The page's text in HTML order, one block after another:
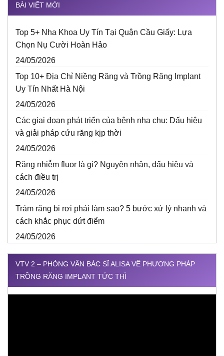
BÀI VIẾT MỚI
Top 5+ Nha Khoa Uy Tín Tại Quận Cầu Giấy: Lựa
Chọn Nụ Cười Hoàn Hảo
24/05/2026
Top 10+ Địa Chỉ Niềng Răng và Trồng Răng Implant
Uy Tín Nhất Hà Nội
24/05/2026
Các giai đoạn phát triển của bệnh nha chu: Dấu hiệu
và giải pháp cứu răng kịp thời
24/05/2026
Răng nhiễm fluor là gì? Nguyên nhân, dấu hiệu và
cách điều trị
24/05/2026
Trám răng bị rơi phải làm sao? 5 bước xử lý nhanh và
cách khắc phục dứt điểm
24/05/2026
VTV 2 – PHỎNG VẤN BÁC SĨ ALISA VỀ PHƯƠNG PHÁP
TRỒNG RĂNG IMPLANT TỨC THÌ